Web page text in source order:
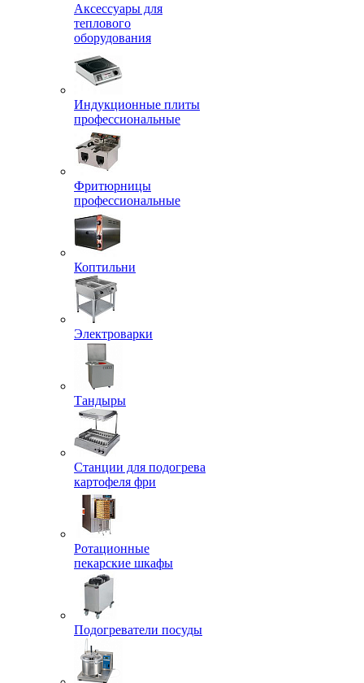
Аксессуары для
теплового
оборудования
Индукционные плиты
профессиональные
Фритюрницы
профессиональные
Коптильни
Электроварки
Тандыры
Станции для подогрева
картофеля фри
Ротационные
пекарские шкафы
Подогреватели посуды